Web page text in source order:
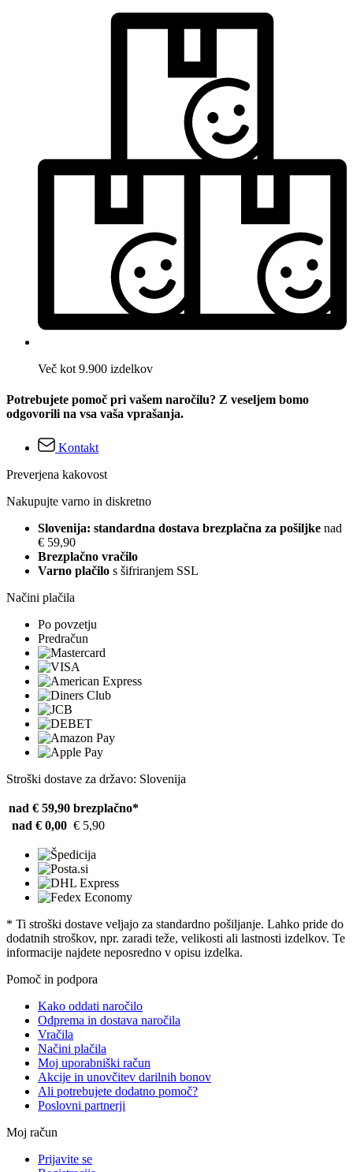
Več kot 9.900 izdelkov
Potrebujete pomoč pri vašem naročilu? Z veseljem bomo
odgovorili na vsa vaša vprašanja.
Kontakt
Preverjena kakovost
Nakupujte varno in diskretno
Slovenija: standardna dostava brezplačna za pošiljke nad
€ 59,90
Brezplačno vračilo
Varno plačilo s šifriranjem SSL
Načini plačila
Po povzetju
Predračun
Stroški dostave za državo: Slovenija
nad € 59,90 brezplačno*
nad € 0,00 € 5,90
* Ti stroški dostave veljajo za standardno pošiljanje. Lahko pride do
dodatnih stroškov, npr. zaradi teže, velikosti ali lastnosti izdelkov. Te
informacije najdete neposredno v opisu izdelka.
Pomoč in podpora
Kako oddati naročilo
Odprema in dostava naročila
Vračila
Načini plačila
Moj uporabniški račun
Akcije in unovčitev darilnih bonov
Ali potrebujete dodatno pomoč?
Poslovni partnerji
Moj račun
Prijavite se